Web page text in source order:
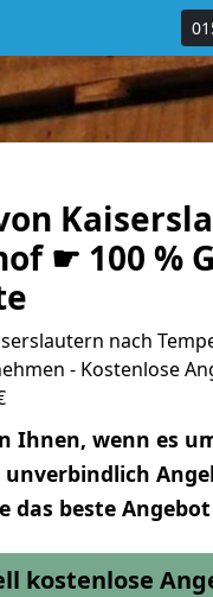
☛ 100 %
nach
- Kostenlose
Ihnen, wenn es
unverbindlich
das beste
kostenlose